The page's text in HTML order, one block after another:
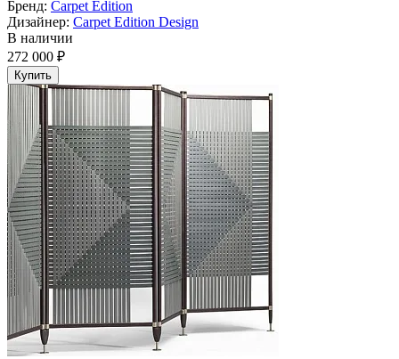
Бренд: Carpet Edition
Дизайнер: Carpet Edition Design
В наличии
272 000 ₽
Купить